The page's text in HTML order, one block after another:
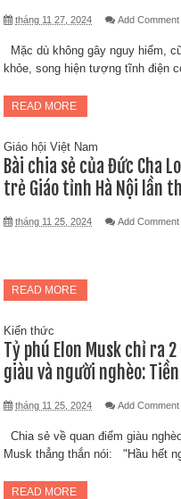
tháng 11 27, 2024 Add Comment
Mặc dù không gây nguy hiểm,
khỏe, song hiện tượng tĩnh điện
READ MORE
Giáo hội Việt Nam
Bài chia sẻ của Đức Cha
trẻ Giáo tỉnh Hà Nội lần
tháng 11 25, 2024 Add Comment
READ MORE
Kiến thức
Tỷ phú Elon Musk chỉ ra
giàu và người nghèo:
tháng 11 25, 2024 Add Comment
Chia sẻ về quan điểm giàu
Musk thẳng thắn nói: "Hầu hết
READ MORE